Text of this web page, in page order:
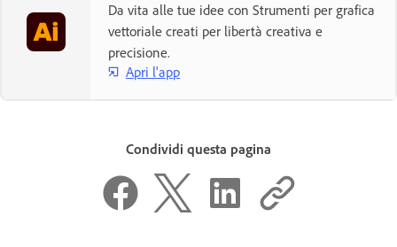
Da vita alle tue idee con Strumenti per grafica
vettoriale creati per libertà creativa e
precisione.
Apri l'app
Condividi questa pagina